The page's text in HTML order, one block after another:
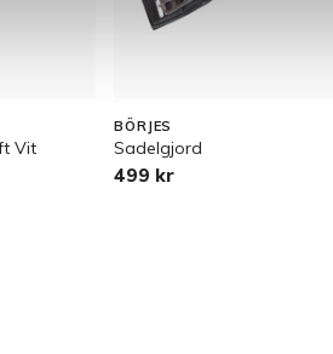
Vit
BÖRJES
Sadelgjord
499 kr